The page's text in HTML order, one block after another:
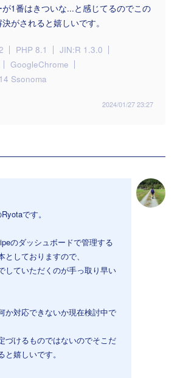
が1番はきついな...と感じてるのでこの
がされると嬉しいです。
PHP 8.1
JIN:R 1.3.0
GoogleChrome
Ssonoma
2024/01/27 23:27
です。
のダッシュボードで管理する
としておりますので、
していただくのが手っ取り早い
か対応できないか現在検討中で
づけるものではないのでそこだ
嬉しいです。